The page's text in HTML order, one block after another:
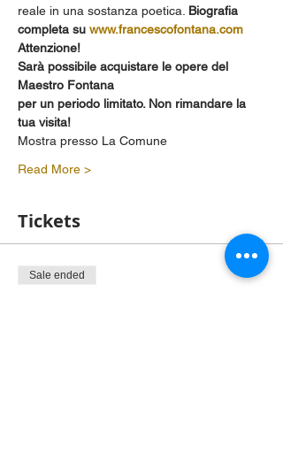
reale in una sostanza poetica. Biografia
completa su www.francescofontana.com
Attenzione!
Sarà possibile acquistare le opere del
Maestro Fontana
per un periodo limitato. Non rimandare la
tua visita!
Mostra presso La Comune
Read More >
Tickets
Sale ended